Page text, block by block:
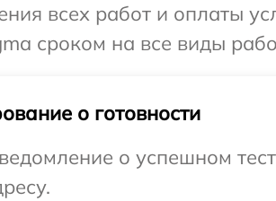
всех работ и оплаты
сроком на все виды
о готовности
о успешном